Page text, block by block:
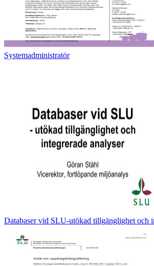
Systemadministratör
Databaser vid SLU-utökad tillgänglighet och